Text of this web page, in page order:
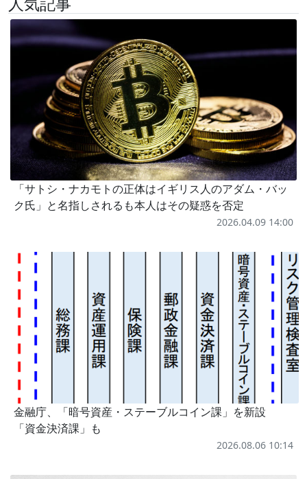
「サトシ・ナカモトの正体はイギリス人のアダム・バッ
ク氏」と名指しされるも本人はその疑惑を否定
2026.04.09 14:00
金融庁、「暗号資産・ステーブルコイン課」を新設
「資金決済課」も
2026.08.06 10:14